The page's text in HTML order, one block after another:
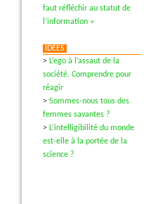
faut réfléchir au statut de
l’information »
IDÉES
> L’ego à l’assaut de la
société. Comprendre pour
réagir
> Sommes-nous tous des
femmes savantes ?
> L’intelligibilité du monde
est-elle à la portée de la
science ?